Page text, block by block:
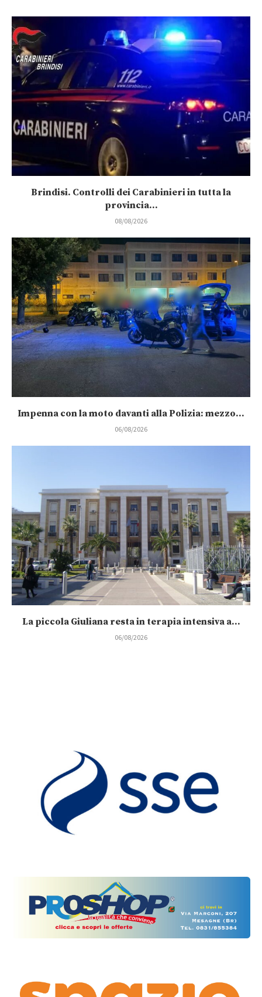
Brindisi. Controlli dei Carabinieri in tutta la
provincia...
08/08/2026
Impenna con la moto davanti alla Polizia: mezzo...
06/08/2026
La piccola Giuliana resta in terapia intensiva a...
06/08/2026